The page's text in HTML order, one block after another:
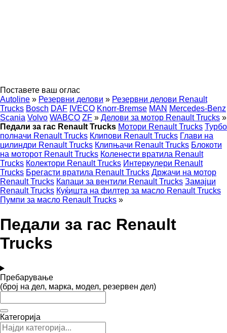
Поставете ваш оглас
Autoline » Резервни делови » Резервни делови Renault
Trucks Bosch DAF IVECO Knorr-Bremse MAN Mercedes-Benz
Scania Volvo WABCO ZF » Делови за мотор Renault Trucks »
Педали за гас Renault Trucks Мотори Renault Trucks Турбо
полначи Renault Trucks Клипови Renault Trucks Глави на
цилиндри Renault Trucks Клипњачи Renault Trucks Блокоти
на моторот Renault Trucks Коленести вратила Renault
Trucks Колектори Renault Trucks Интеркулери Renault
Trucks Брегасти вратила Renault Trucks Држачи на мотор
Renault Trucks Капаци за вентили Renault Trucks Замајци
Renault Trucks Куќишта на филтер за масло Renault Trucks
Пумпи за масло Renault Trucks »
Педали за гас Renault
Trucks
Пребарување
(број на дел, марка, модел, резервен дел)
Категорија